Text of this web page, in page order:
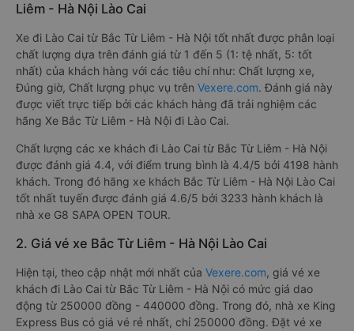
Liêm - Hà Nội Lào Cai
Xe đi Lào Cai từ Bắc Từ Liêm - Hà Nội tốt nhất được phân loại
chất lượng dựa trên đánh giá từ 1 đến 5 (1: tệ nhất, 5: tốt
nhất) của khách hàng với các tiêu chí như: Chất lượng xe,
Đúng giờ, Chất lượng phục vụ trên Vexere.com. Đánh giá này
được viết trực tiếp bởi các khách hàng đã trải nghiệm các
hãng Xe Bắc Từ Liêm - Hà Nội đi Lào Cai.
Chất lượng các xe khách đi Lào Cai từ Bắc Từ Liêm - Hà Nội
được đánh giá 4.4, với điểm trung bình là 4.4/5 bởi 4198 hành
khách. Trong đó hãng xe khách Bắc Từ Liêm - Hà Nội Lào Cai
tốt nhất tuyến được đánh giá 4.6/5 bởi 3233 hành khách là
nhà xe G8 SAPA OPEN TOUR.
2. Giá vé xe Bắc Từ Liêm - Hà Nội Lào Cai
Hiện tại, theo cập nhật mới nhất của Vexere.com, giá vé xe
khách đi Lào Cai từ Bắc Từ Liêm - Hà Nội có mức giá dao
động từ 250000 đồng - 440000 đồng. Trong đó, nhà xe King
Express Bus có giá vé rẻ nhất, chỉ 250000 đồng. Đặt vé xe